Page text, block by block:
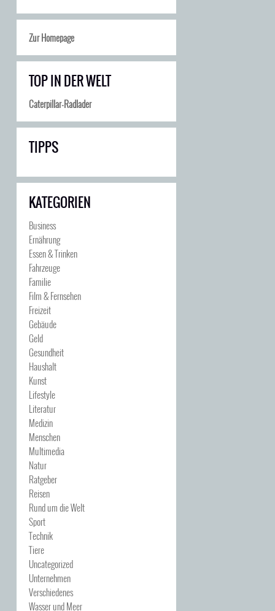
Zur Homepage
TOP IN DER WELT
Caterpillar-Radlader
TIPPS
KATEGORIEN
Business
Ernährung
Essen & Trinken
Fahrzeuge
Familie
Film & Fernsehen
Freizeit
Gebäude
Geld
Gesundheit
Haushalt
Kunst
Lifestyle
Literatur
Medizin
Menschen
Multimedia
Natur
Ratgeber
Reisen
Rund um die Welt
Sport
Technik
Tiere
Uncategorized
Unternehmen
Verschiedenes
Wasser und Meer